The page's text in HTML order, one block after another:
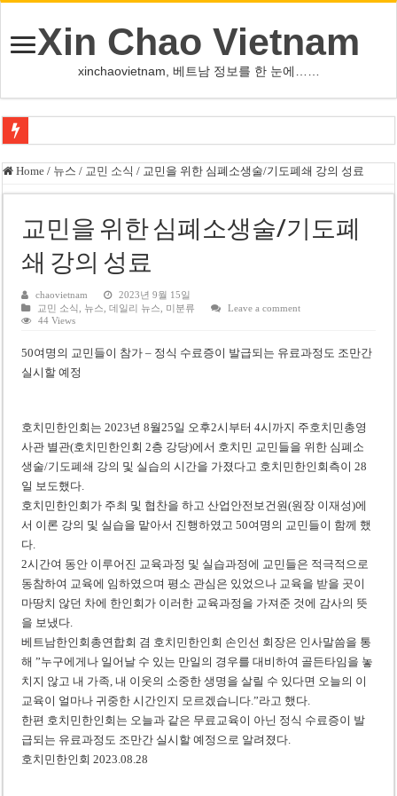
Xin Chao Vietnam
xinchaovietnam, 베트남 정보를 한 눈에……
하노이-하이퐁 고속도로 차량 투석 용의자 신원 확인
베트남 증시 업그레이드, 수십억 달러 유입 전망…수혜주는
베트남주식 VN지수 1,800선 돌파 기대…증권사, 유망 종목 제시
하노이 쌍둥이 타워 99층 부지 현장…세계 최고층 빌딩 추진
베트남주식 SST, 2025년 현금 배당 80% 결정…과거 최대 350% 지급 이력
호주 젯스타, 내년부터 기내 수납칸 이용 유료화
호찌민시, 약 6,500㎡ 토지 용도변경 승인…리조트 개발 추진
Home / 뉴스 / 교민 소식 / 교민을 위한 심폐소생술/기도폐쇄 강의 성료
교민을 위한 심폐소생술/기도폐
쇄 강의 성료
chaovietnam
2023년 9월 15일
교민 소식
뉴스 ,데일리 뉴스 미분류
Leave a comment
44 Views
50여명의 교민들이 참가 – 정식 수료증이 발급되는 유료과정도 조만간
실시할 예정
호치민한인회는 2023년 8월25일 오후2시부터 4시까지 주호치민총영
사관 별관(호치민한인회 2층 강당)에서 호치민 교민들을 위한 심폐소
생술/기도폐쇄 강의 및 실습의 시간을 가졌다고 호치민한인회측이 28
일 보도했다.
호치민한인회가 주최 및 협찬을 하고 산업안전보건원(원장 이재성)에
서 이론 강의 및 실습을 맡아서 진행하였고 50여명의 교민들이 함께 했
다.
2시간여 동안 이루어진 교육과정 및 실습과정에 교민들은 적극적으로
동참하여 교육에 임하였으며 평소 관심은 있었으나 교육을 받을 곳이
마땅치 않던 차에 한인회가 이러한 교육과정을 가져준 것에 감사의 뜻
을 보냈다.
베트남한인회총연합회 겸 호치민한인회 손인선 회장은 인사말씀을 통
해 ”누구에게나 일어날 수 있는 만일의 경우를 대비하여 골든타임을 놓
치지 않고 내 가족, 내 이웃의 소중한 생명을 살릴 수 있다면 오늘의 이
교육이 얼마나 귀중한 시간인지 모르겠습니다.”라고 했다.
한편 호치민한인회는 오늘과 같은 무료교육이 아닌 정식 수료증이 발
급되는 유료과정도 조만간 실시할 예정으로 알려졌다.
호치민한인회 2023.08.28